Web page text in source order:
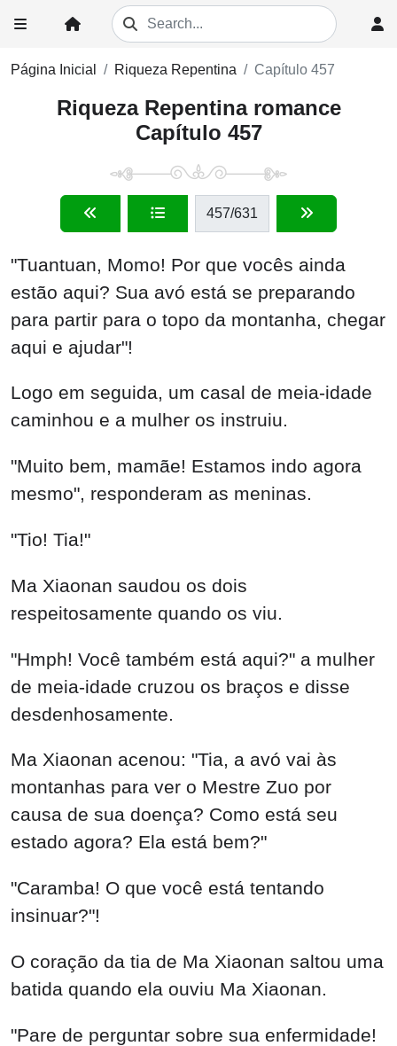
Página Inicial Riqueza Repentina Capítulo 457
Riqueza Repentina romance
Capítulo 457
457/631
"Tuantuan, Momo! Por que vocês ainda
estão aqui? Sua avó está se preparando
para partir para o topo da montanha, chegar
aqui e ajudar"!
Logo em seguida, um casal de meia-idade
caminhou e a mulher os instruiu.
"Muito bem, mamãe! Estamos indo agora
mesmo", responderam as meninas.
"Tio! Tia!"
Ma Xiaonan saudou os dois
respeitosamente quando os viu.
"Hmph! Você também está aqui?" a mulher
de meia-idade cruzou os braços e disse
desdenhosamente.
Ma Xiaonan acenou: "Tia, a avó vai às
montanhas para ver o Mestre Zuo por
causa de sua doença? Como está seu
estado agora? Ela está bem?"
"Caramba! O que você está tentando
insinuar?"!
O coração da tia de Ma Xiaonan saltou uma
batida quando ela ouviu Ma Xiaonan.
"Pare de perguntar sobre sua enfermidade!